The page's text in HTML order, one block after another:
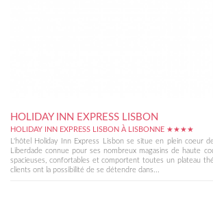
HOLIDAY INN EXPRESS LISBON
HOLIDAY INN EXPRESS LISBON À LISBONNE ★★★★
L'hôtel Holiday Inn Express Lisbon se situe en plein coeur
Liberdade connue pour ses nombreux magasins de haute
spacieuses, confortables et comportent toutes un plateau
clients ont la possibilité de se détendre dans...